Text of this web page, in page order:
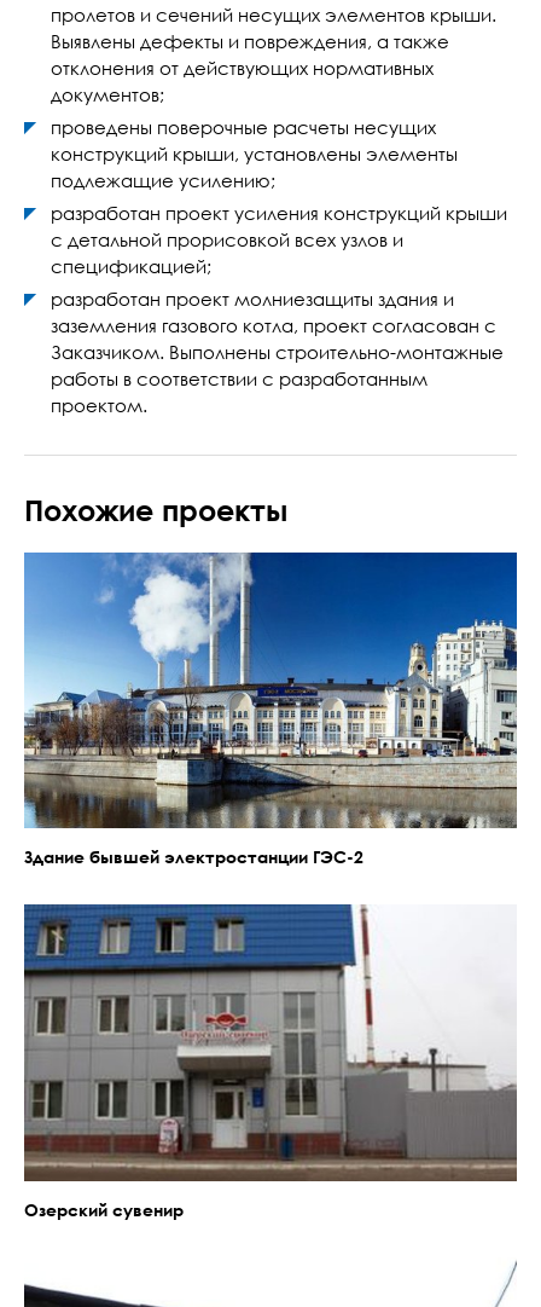
пролетов и сечений несущих элементов крыши.
Выявлены дефекты и повреждения, а также
отклонения от действующих нормативных
документов;
проведены поверочные расчеты несущих
конструкций крыши, установлены элементы
подлежащие усилению;
разработан проект усиления конструкций крыши
с детальной прорисовкой всех узлов и
спецификацией;
разработан проект молниезащиты здания и
заземления газового котла, проект согласован с
Заказчиком. Выполнены строительно-монтажные
работы в соответствии с разработанным
проектом.
Похожие проекты
Здание бывшей электростанции ГЭС-2
Озерский сувенир